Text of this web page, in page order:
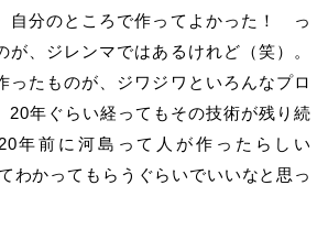
自分のところで作ってよかった！ っ
が、ジレンマではあるけれど（笑）。
ったものが、ジワジワといろんなプロ
20年ぐらい経ってもその技術が残り続
20年前に河島って人が作ったらしい
わかってもらうぐらいでいいなと思っ